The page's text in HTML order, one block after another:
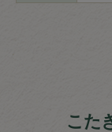
こた